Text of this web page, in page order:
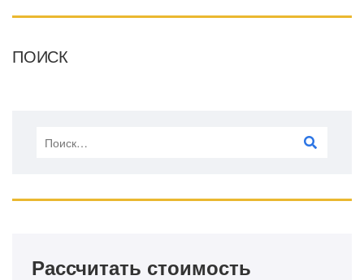
ПОИСК
Рассчитать стоимость